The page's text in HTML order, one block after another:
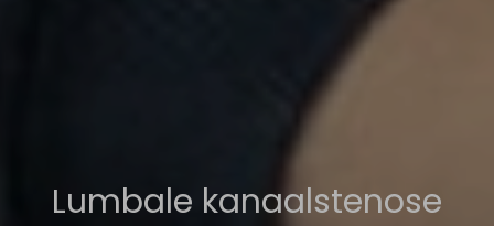
Lumbale kanaalstenose